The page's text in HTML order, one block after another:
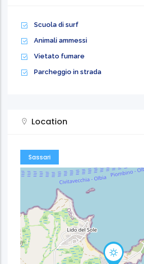
Scuola di surf
Animali ammessi
Vietato fumare
Parcheggio in strada
Location
Sassari